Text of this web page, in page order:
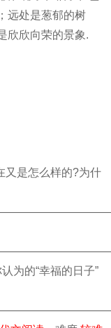
远处是葱郁的树
欣欣向荣的景象.
又是怎么样的?为什
为的“幸福的日子”